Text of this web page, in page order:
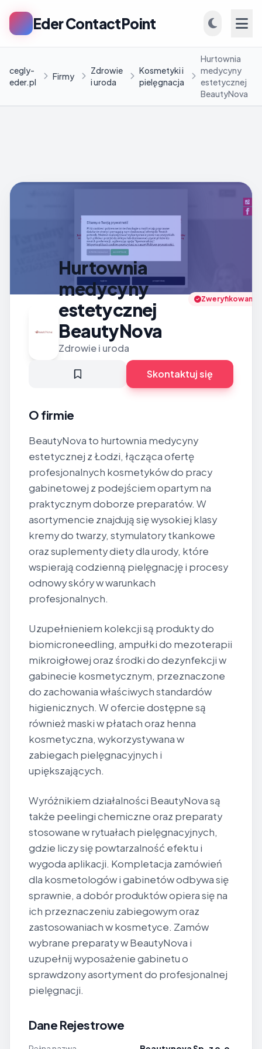
Eder ContactPoint
cegly-
eder.pl
Firmy
Zdrowie
i uroda
Kosmetyki i
pielęgnacja
Hurtownia
medycyny
estetycznej
BeautyNova
Hurtownia
medycyny
estetycznej
BeautyNova
Zweryfikowano
Zdrowie i uroda
Skontaktuj się
O firmie
BeautyNova to hurtownia medycyny
estetycznej z Łodzi, łącząca ofertę
profesjonalnych kosmetyków do pracy
gabinetowej z podejściem opartym na
praktycznym doborze preparatów. W
asortymencie znajdują się wysokiej klasy
kremy do twarzy, stymulatory tkankowe
oraz suplementy diety dla urody, które
wspierają codzienną pielęgnację i procesy
odnowy skóry w warunkach
profesjonalnych.
Uzupełnieniem kolekcji są produkty do
biomicroneedling, ampułki do mezoterapii
mikroigłowej oraz środki do dezynfekcji w
gabinecie kosmetycznym, przeznaczone
do zachowania właściwych standardów
higienicznych. W ofercie dostępne są
również maski w płatach oraz henna
kosmetyczna, wykorzystywana w
zabiegach pielęgnacyjnych i
upiększających.
Wyróżnikiem działalności BeautyNova są
także peelingi chemiczne oraz preparaty
stosowane w rytuałach pielęgnacyjnych,
gdzie liczy się powtarzalność efektu i
wygoda aplikacji. Kompletacja zamówień
dla kosmetologów i gabinetów odbywa się
sprawnie, a dobór produktów opiera się na
ich przeznaczeniu zabiegowym oraz
zastosowaniach w kosmetyce. Zamów
wybrane preparaty w BeautyNova i
uzupełnij wyposażenie gabinetu o
sprawdzony asortyment do profesjonalnej
pielęgnacji.
Dane Rejestrowe